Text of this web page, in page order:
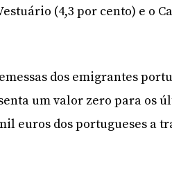
(4,3 por cento) e o
dos emigrantes
um valor zero para os
euros dos portugueses a